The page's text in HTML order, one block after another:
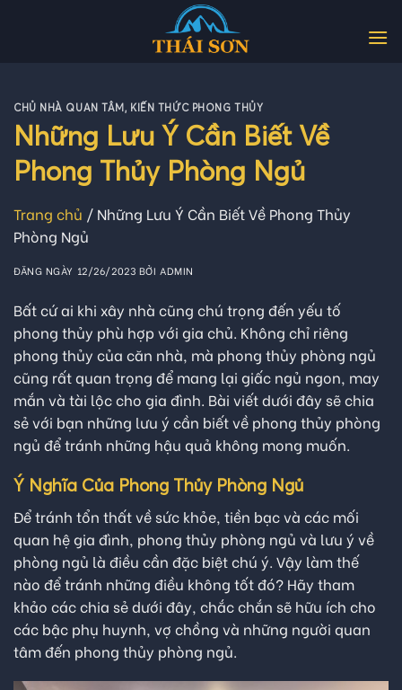
CHỦ NHÀ QUAN TÂM, KIẾN THỨC PHONG THỦY
Những Lưu Ý Cần Biết Về
Phong Thủy Phòng Ngủ
Trang chủ / Những Lưu Ý Cần Biết Về Phong Thủy
Phòng Ngủ
ĐĂNG NGÀY 12/26/2023 BỞIADMIN
Bất cứ ai khi xây nhà cũng chú trọng đến yếu tố
phong thủy phù hợp với gia chủ. Không chỉ riêng
phong thủy của căn nhà, mà phong thủy phòng ngủ
cũng rất quan trọng để mang lại giấc ngủ ngon, may
mắn và tài lộc cho gia đình. Bài viết dưới đây sẽ chia
sẻ với bạn những lưu ý cần biết về phong thủy phòng
ngủ để tránh những hậu quả không mong muốn.
Ý Nghĩa Của Phong Thủy Phòng Ngủ
Để tránh tổn thất về sức khỏe, tiền bạc và các mối
quan hệ gia đình, phong thủy phòng ngủ và lưu ý về
phòng ngủ là điều cần đặc biệt chú ý. Vậy làm thế
nào để tránh những điều không tốt đó? Hãy tham
khảo các chia sẻ dưới đây, chắc chắn sẽ hữu ích cho
các bậc phụ huynh, vợ chồng và những người quan
tâm đến phong thủy phòng ngủ.